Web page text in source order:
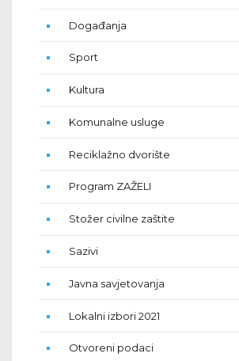
Događanja
Sport
Kultura
Komunalne usluge
Reciklažno dvorište
Program ZAŽELI
Stožer civilne zaštite
Sazivi
Javna savjetovanja
Lokalni izbori 2021
Otvoreni podaci